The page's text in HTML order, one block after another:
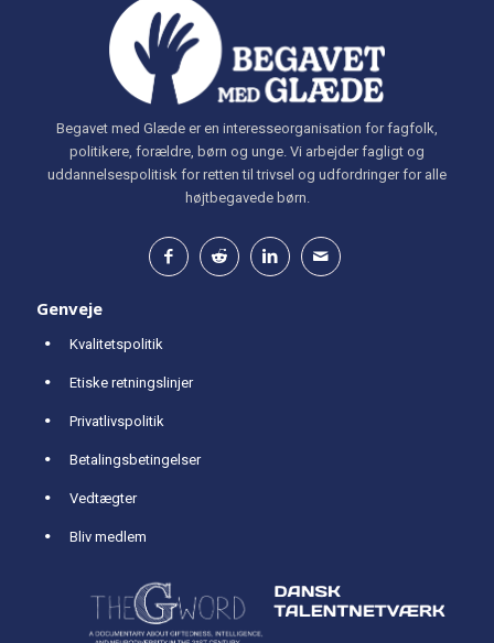
Begavet med Glæde er en interesseorganisation for fagfolk,
politikere, forældre, børn og unge. Vi arbejder fagligt og
uddannelsespolitisk for retten til trivsel og udfordringer for alle
højtbegavede børn.
Genveje
Kvalitetspolitik
Etiske retningslinjer
Privatlivspolitik
Betalingsbetingelser
Vedtægter
Bliv medlem